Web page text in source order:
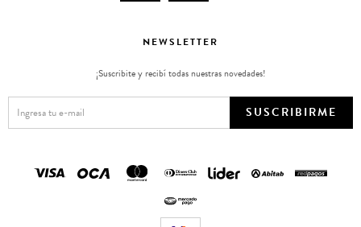
NEWSLETTER
¡Suscribite y recibí todas nuestras novedades!
SUSCRIBIRME